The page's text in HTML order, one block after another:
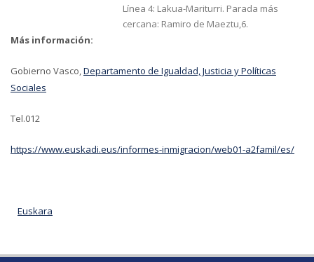
Línea 4: Lakua-Mariturri. Parada más
cercana: Ramiro de Maeztu,6.
Más información:
Gobierno Vasco,Departamento de Igualdad, Justicia y Políticas
Sociales
Tel.012
https://www.euskadi.eus/informes-inmigracion/web01-a2famil/es/
Euskara